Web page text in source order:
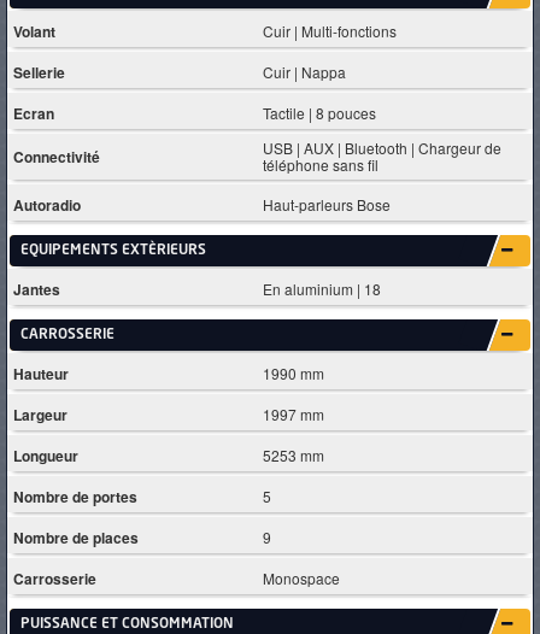
Volant Cuir | Multi-fonctions
Sellerie Cuir | Nappa
Ecran Tactile | 8 pouces
Connectivité
USB | AUX | Bluetooth | Chargeur de
téléphone sans fil
Autoradio Haut-parleurs Bose
EQUIPEMENTS EXTÈRIEURS
Jantes En aluminium | 18
CARROSSERIE
Hauteur 1990 mm
Largeur 1997 mm
Longueur 5253 mm
Nombre de portes 5
Nombre de places 9
Carrosserie Monospace
PUISSANCE ET CONSOMMATION